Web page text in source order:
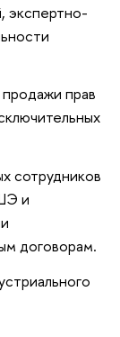
экспертно-
прав
сотрудников
и
договорам.